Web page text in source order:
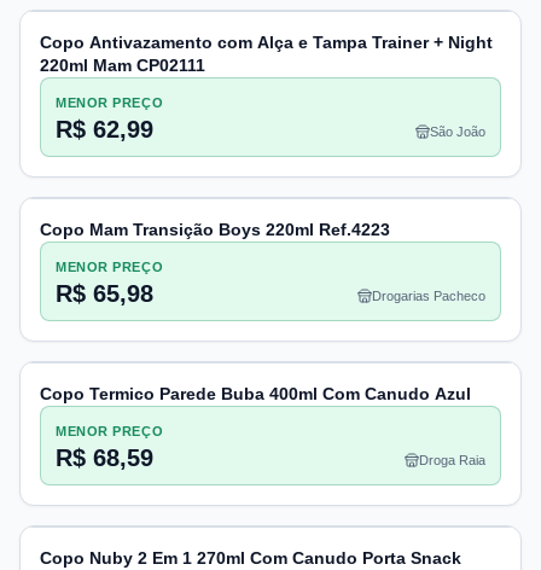
Copo Antivazamento com Alça e Tampa Trainer + Night
220ml Mam CP02111
MENOR PREÇO
R$ 62,99 São João
Copo Mam Transição Boys 220ml Ref.4223
MENOR PREÇO
R$ 65,98 Drogarias Pacheco
Copo Termico Parede Buba 400ml Com Canudo Azul
MENOR PREÇO
R$ 68,59 Droga Raia
Copo Nuby 2 Em 1 270ml Com Canudo Porta Snack